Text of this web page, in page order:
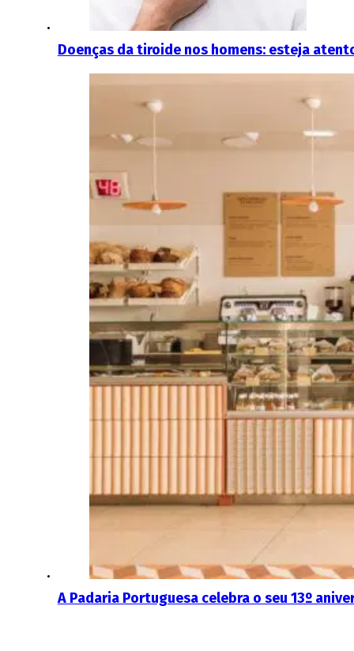
Doenças da tiroide nos homens: esteja
A Padaria Portuguesa celebra o seu 13º